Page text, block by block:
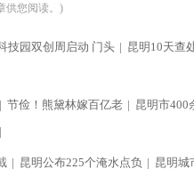
供您阅读。)
技园双创周启动 门头 | 昆明10天查
| 节俭！熊黛林嫁百亿老 | 昆明市400
|
| 昆明公布225个淹水点负 | 昆明城